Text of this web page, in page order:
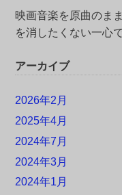
映画音楽を原曲のま
を消したくない一心
アーカイブ
2026年2月
2025年4月
2024年7月
2024年3月
2024年1月